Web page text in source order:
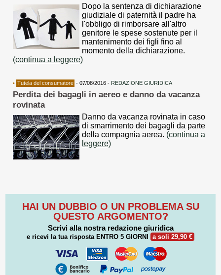
Dopo la sentenza di dichiarazione
giudiziale di paternità il padre ha
l'obbligo di rimborsare all'altro
genitore le spese sostenute per il
mantenimento dei figli fino al
momento della dichiarazione.
(continua a leggere)
• Tutela del consumatore - 07/08/2016 - REDAZIONE GIURIDICA
Perdita dei bagagli in aereo e danno da vacanza
rovinata
Danno da vacanza rovinata in caso
di smarrimento dei bagagli da parte
della compagnia aerea. (continua a
leggere)
HAI UN DUBBIO O UN PROBLEMA SU
QUESTO ARGOMENTO?
Scrivi alla nostra redazione giuridica
e ricevi la tua risposta ENTRO 5 GIORNI a soli 29,90 €